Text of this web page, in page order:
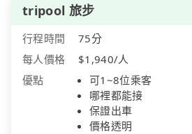
tripool 旅步
行程時間
75分
每人價格
$1,940/人
優點
可1~8位乘客
哪裡都能接
保證出車
價格透明